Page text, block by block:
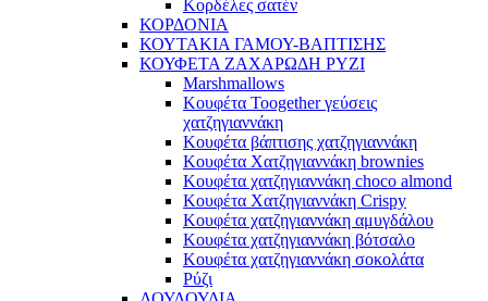
Κορδέλες σατέν
ΚΟΡΔΟΝΙΑ
ΚΟΥΤΑΚΙΑ ΓΑΜΟΥ-ΒΑΠΤΙΣΗΣ
ΚΟΥΦΕΤΑ ΖΑΧΑΡΩΔΗ ΡΥΖΙ
Marshmallows
Κουφέτα Toogether γεύσεις
χατζηγιαννάκη
Κουφέτα βάπτισης χατζηγιαννάκη
Κουφέτα Χατζηγιαννάκη brownies
Κουφέτα χατζηγιαννάκη choco almond
Κουφέτα Χατζηγιαννάκη Crispy
Κουφέτα χατζηγιαννάκη αμυγδάλου
Κουφέτα χατζηγιαννάκη βότσαλο
Κουφέτα χατζηγιαννάκη σοκολάτα
Ρύζι